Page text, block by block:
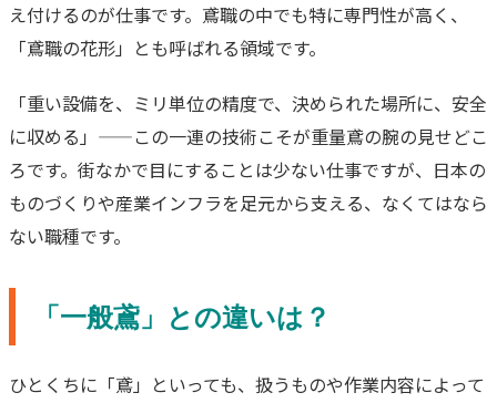
え付けるのが仕事です。鳶職の中でも特に専門性が高く、
「鳶職の花形」とも呼ばれる領域です。
「重い設備を、ミリ単位の精度で、決められた場所に、安全
に収める」——この一連の技術こそが重量鳶の腕の見せどこ
ろです。街なかで目にすることは少ない仕事ですが、日本の
ものづくりや産業インフラを足元から支える、なくてはなら
ない職種です。
「一般鳶」との違いは？
ひとくちに「鳶」といっても、扱うものや作業内容によって